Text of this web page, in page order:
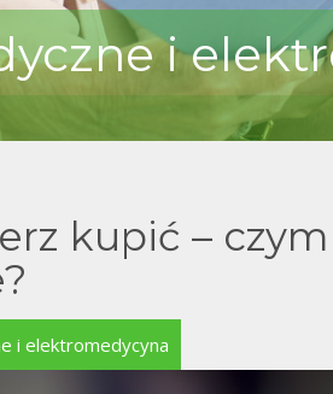
i
kupić –
i elektromedycyna